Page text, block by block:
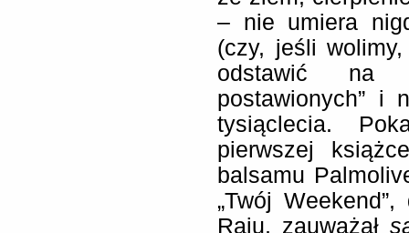
– nie umiera
(czy, jeśli
odstawić na
postawionych” i
tysiąclecia.
pierwszej
balsamu
„Twój
Raju, zauważał